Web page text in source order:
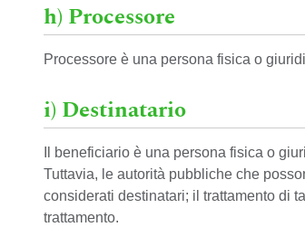
h) Processore
Processore è una persona fisica o
i) Destinatario
Il beneficiario è una persona fisica o
Tuttavia, le autorità pubbliche che
considerati destinatari; il trattamento di
trattamento.